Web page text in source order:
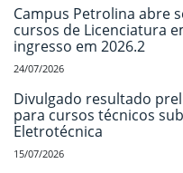
Campus Petrolina abre
cursos de Licenciatura
ingresso em 2026.2
24/07/2026
Divulgado resultado
para cursos técnicos
Eletrotécnica
15/07/2026